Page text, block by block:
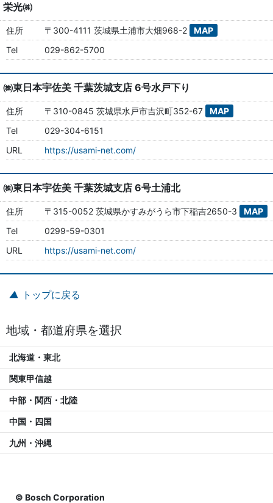
栄光㈱
住所 〒300-4111 茨城県土浦市大畑968-2
MAP
Tel
029-862-5700
㈱東日本宇佐美 千葉茨城支店 6号水戸下り
住所 〒310-0845 茨城県水戸市吉沢町352-67
MAP
Tel
029-304-6151
URL
https://usami-net.com/
㈱東日本宇佐美 千葉茨城支店 6号土浦北
住所 〒315-0052 茨城県かすみがうら市下稲吉2650-3
MAP
Tel
0299-59-0301
URL
https://usami-net.com/
トップに戻る
地域・都道府県を選択
北海道・東北
関東甲信越
中部・関西・北陸
中国・四国
九州・沖縄
© Bosch Corporation